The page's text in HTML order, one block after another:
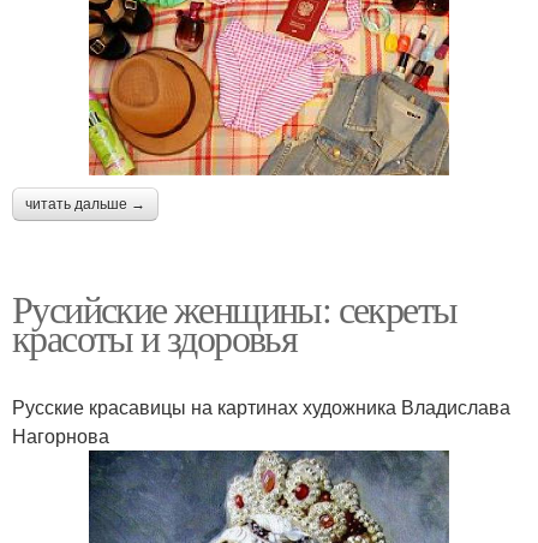
читать дальше →
Русийские женщины: секреты
красоты и здоровья
Русские красавицы на картинах художника Владислава
Нагорнова